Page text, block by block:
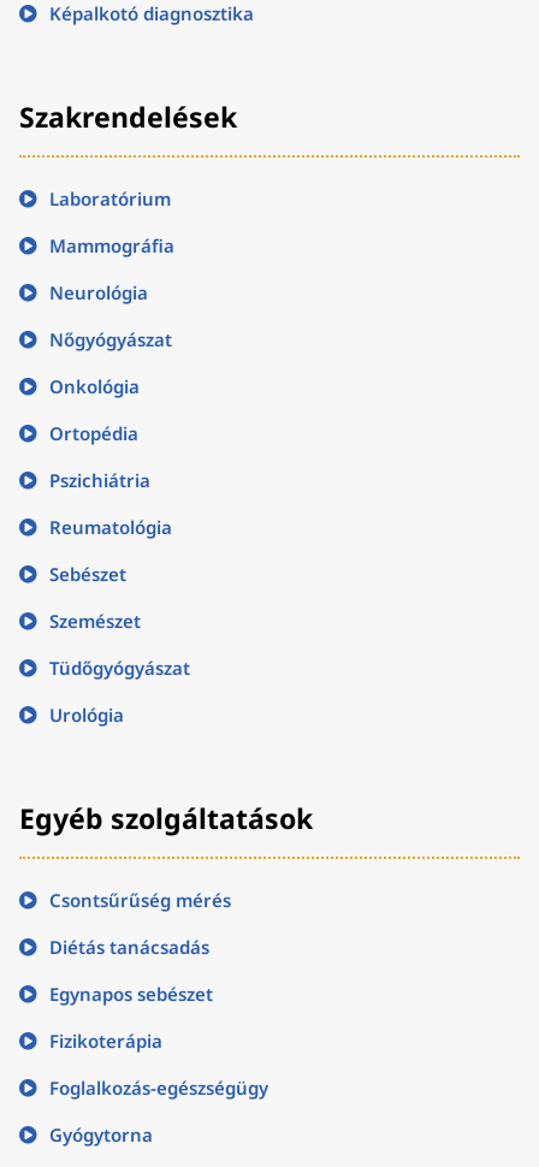
Képalkotó diagnosztika
Szakrendelések
Laboratórium
Mammográfia
Neurológia
Nőgyógyászat
Onkológia
Ortopédia
Pszichiátria
Reumatológia
Sebészet
Szemészet
Tüdőgyógyászat
Urológia
Egyéb szolgáltatások
Csontsűrűség mérés
Diétás tanácsadás
Egynapos sebészet
Fizikoterápia
Foglalkozás-egészségügy
Gyógytorna